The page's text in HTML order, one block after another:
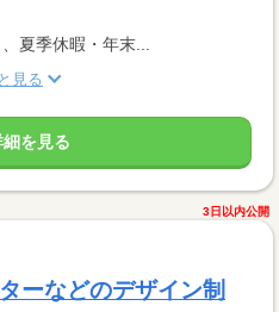
夏季休暇・年末...
見る
を見る
3日以内公開
ーなどのデザイン制